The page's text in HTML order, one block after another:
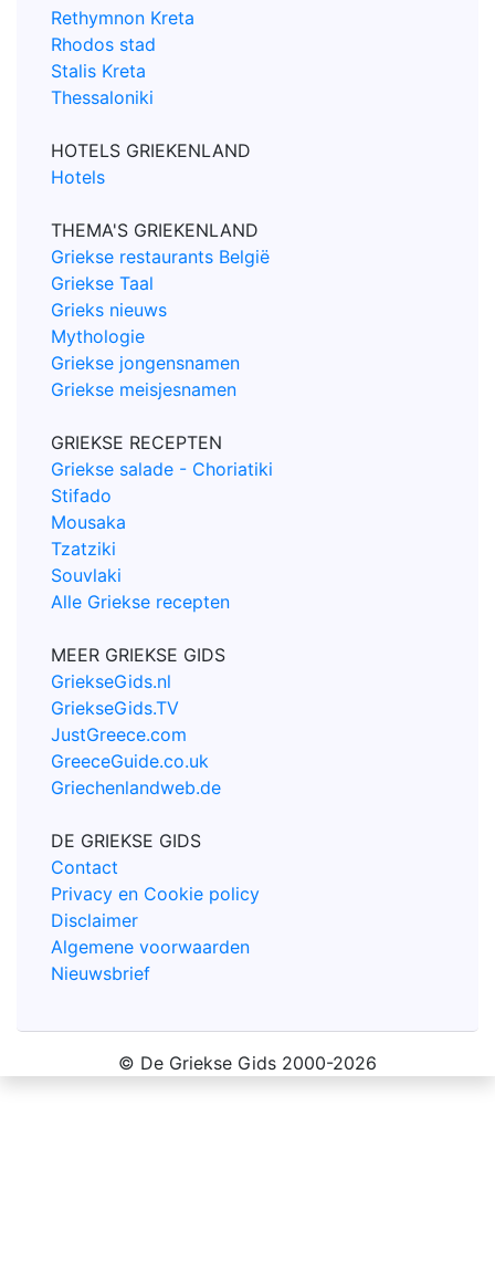
Rethymnon Kreta
Rhodos stad
Stalis Kreta
Thessaloniki
HOTELS GRIEKENLAND
Hotels
THEMA'S GRIEKENLAND
Griekse restaurants België
Griekse Taal
Grieks nieuws
Mythologie
Griekse jongensnamen
Griekse meisjesnamen
GRIEKSE RECEPTEN
Griekse salade - Choriatiki
Stifado
Mousaka
Tzatziki
Souvlaki
Alle Griekse recepten
MEER GRIEKSE GIDS
GriekseGids.nl
GriekseGids.TV
JustGreece.com
GreeceGuide.co.uk
Griechenlandweb.de
DE GRIEKSE GIDS
Contact
Privacy en Cookie policy
Disclaimer
Algemene voorwaarden
Nieuwsbrief
© De Griekse Gids 2000-2026